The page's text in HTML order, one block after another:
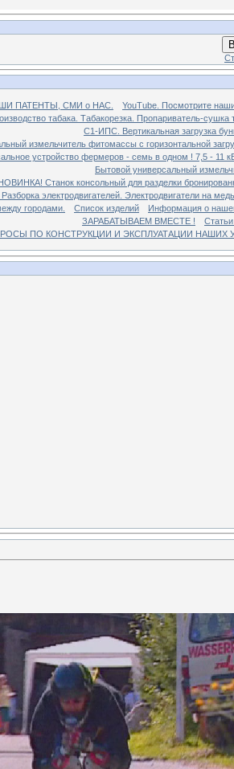
ПАТЕНТЫ, СМИ о НАС.
YouTube. Посмотрите
табака. Табакорезка. Пропариватель-сушка
C1-ИПС. Вертикальная загрузка
измельчитель фитомассы с горизонтальной
устройство фермеров - семь в одном ! 7,5 - 11
Бытовой универсальный
НОВИНКА! Станок консольный для разделки
электродвигателей. Электродвигатели на
городами.
Список изделий
Информация о
ЗАРАБАТЫВАЕМ ВМЕСТЕ !
ПО КОНСТРУКЦИИ И ЭКСПЛУАТАЦИИ НАШИХ